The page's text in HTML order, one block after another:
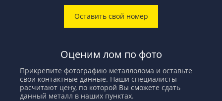
Оставить свой номер
Оценим лом по фото
Прикрепите фотографию металлолома и оставьте
свои контактные данные. Наши специалисты
расчитают цену, по которой Вы сможете сдать
данный металл в наших пунктах.